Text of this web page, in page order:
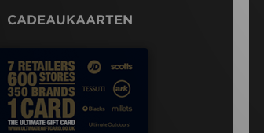
CADEAUKAARTEN